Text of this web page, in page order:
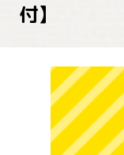
付】